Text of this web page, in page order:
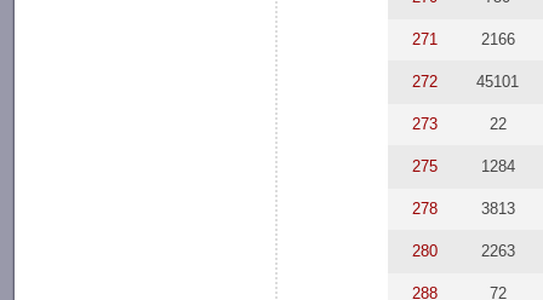
271 2166
272 45101
273 22
275 1284
278 3813
280 2263
288 72